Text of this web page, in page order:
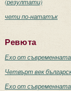
(резултати)
чети по-нататък
Ревюта
Ехо от
Четвърт век
Ехо от